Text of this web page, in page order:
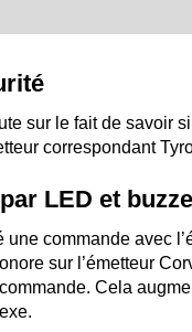
sur le fait de
correspondant
LED et
commande avec
sur l’émetteur
Cela